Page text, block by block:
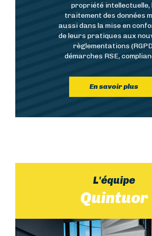
propriété intellectuelle,
traitement des données
aussi dans la mise en
de leurs pratiques aux
règlementations
démarches RSE,
En savoir plus
L'équipe
Quintuor